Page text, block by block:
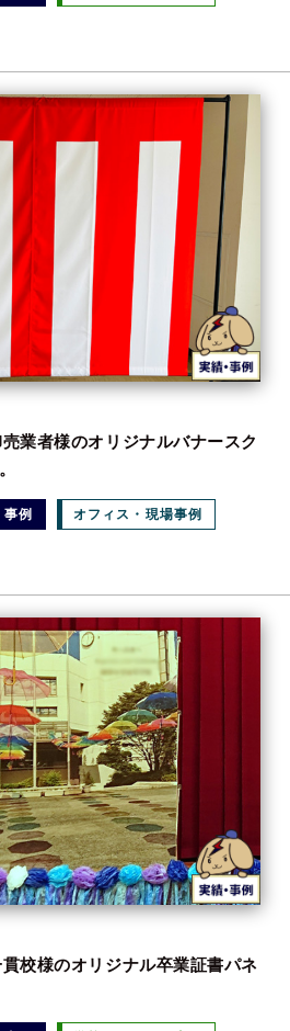
業者様のオリジナルバナースク
例 オフィス・現場事例
校様のオリジナル卒業証書パネ